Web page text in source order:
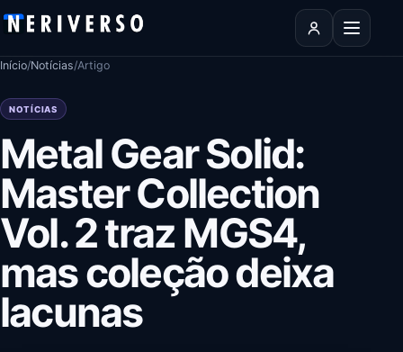
Pular para o conteúdo
Abrir
Início/Notícias/Artigo
NOTÍCIAS
Metal Gear Solid:
Master Collection
Vol. 2 traz MGS4,
mas coleção deixa
lacunas